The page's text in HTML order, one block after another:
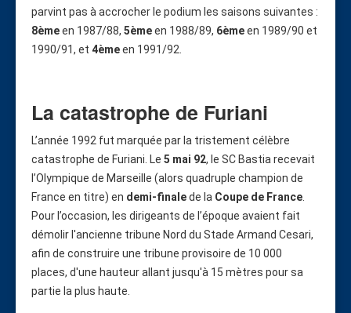
parvint pas à accrocher le podium les saisons suivantes :
8èmeen 1987/88, 5èmeen 1988/89, 6èmeen 1989/90 et
1990/91, et 4èmeen 1991/92.
La catastrophe de Furiani
L’année 1992 fut marquée par la tristement célèbre
catastrophe de Furiani. Le 5 mai 92, le SC Bastia recevait
l’Olympique de Marseille (alors quadruple champion de
France en titre) en demi-finalede la Coupe de France
Pour l’occasion, les dirigeants de l’époque avaient fait
démolir l'ancienne tribune Nord du Stade Armand Cesari,
afin de construire une tribune provisoire de 10 000
places, d'une hauteur allant jusqu'à 15 mètres pour sa
partie la plus haute.